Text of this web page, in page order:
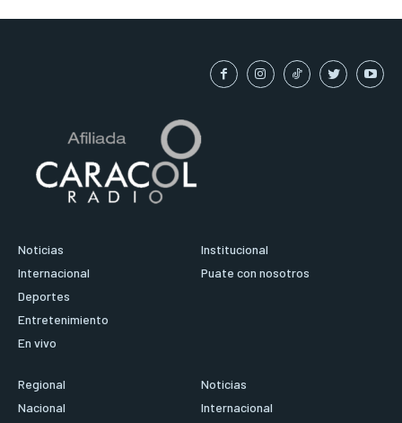
Noticias
Internacional
Deportes
Entretenimiento
En vivo
Institucional
Puate con nosotros
Regional
Nacional
Noticias
Internacional